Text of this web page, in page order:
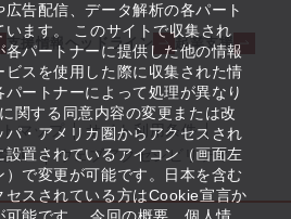
告配信、データ解析の各パート
ます。 このサイトで収集され
パートナーに提供した他の情報
スを使用した際に収集された情
ートナーによって処理が異なり
関する同意内容の変更または改
・アメリカ圏からアクセスされ
置されているアイコン（画面左
で変更が可能です。日本を含む
セスされている方はCookie宣言か
支援情報ヘッドライン
起業支援
マップ
サイト利用条件
ウェブアクセシビリティ